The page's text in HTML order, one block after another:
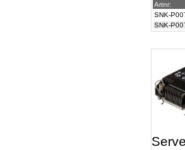
Artnr:
SNK-
SNK-